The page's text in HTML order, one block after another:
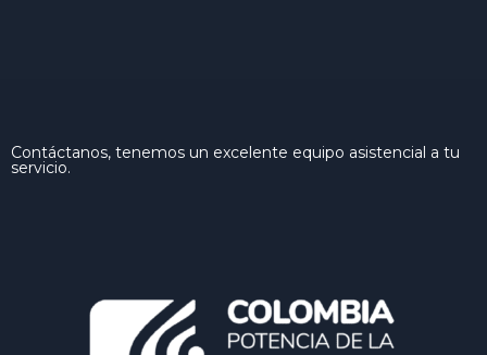
Contáctanos, tenemos un excelente equipo asistencial a tu
servicio.